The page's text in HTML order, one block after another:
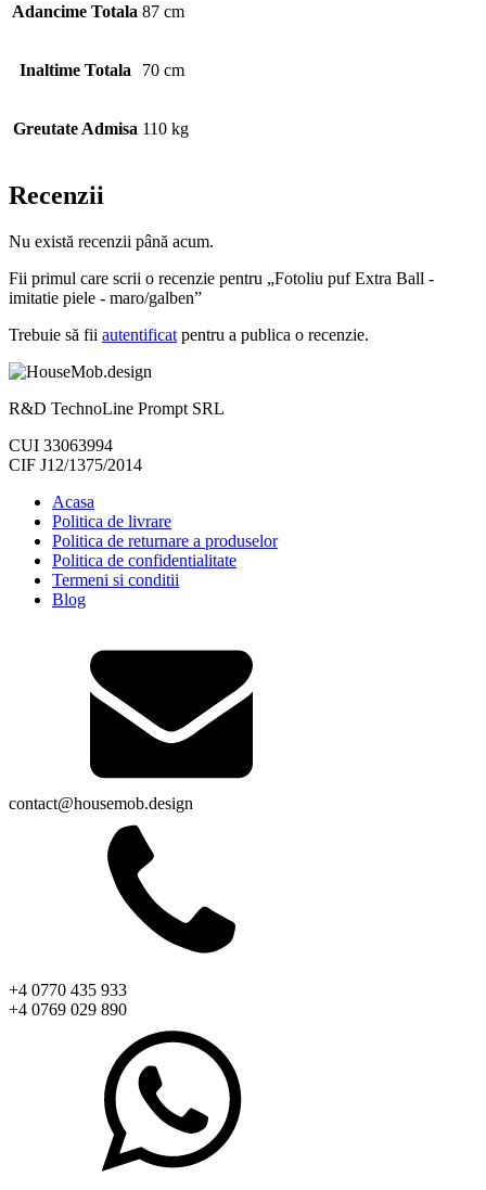
Adancime Totala 87 cm
Inaltime Totala 70 cm
Greutate Admisa 110 kg
Recenzii
Nu există recenzii până acum.
Fii primul care scrii o recenzie pentru „Fotoliu puf Extra Ball -
imitatie piele - maro/galben”
Trebuie să fii autentificat pentru a publica o recenzie.
R&D TechnoLine Prompt SRL
CUI 33063994
CIF J12/1375/2014
Acasa
Politica de livrare
Politica de returnare a produselor
Politica de confidentialitate
Termeni si conditii
Blog
contact@housemob.design
+4 0770 435 933
+4 0769 029 890